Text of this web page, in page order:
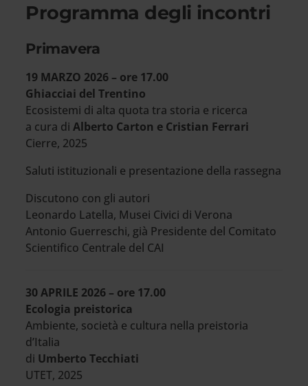
Programma degli incontri
Primavera
19 MARZO 2026 – ore 17.00
Ghiacciai del Trentino
Ecosistemi di alta quota tra storia e ricerca
a cura diAlberto Carton e Cristian Ferrari
Cierre, 2025
Saluti istituzionali e presentazione della rassegna
Discutono con gli autori
Leonardo Latella, Musei Civici di Verona
Antonio Guerreschi, già Presidente del Comitato
Scientifico Centrale del CAI
30 APRILE 2026 – ore 17.00
Ecologia preistorica
Ambiente, società e cultura nella preistoria
d’Italia
di Umberto Tecchiati
UTET, 2025